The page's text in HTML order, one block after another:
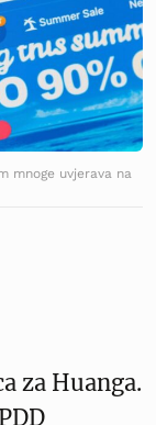
mnoge uvjerava na
za Huanga.